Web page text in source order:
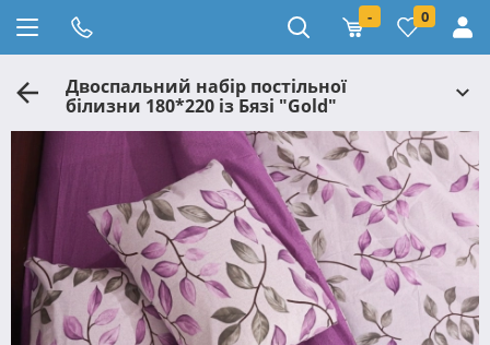
- 0
Двоспальний набір постільної
білизни 180*220 із Бязі "Gold"
№155068AB Черешенька™